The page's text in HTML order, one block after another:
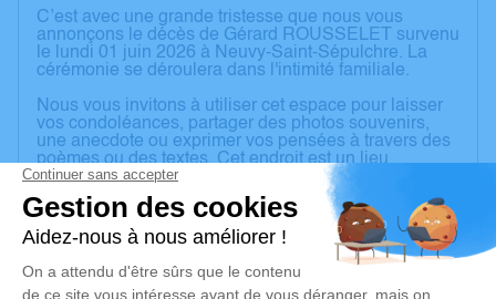
C’est avec une grande tristesse que nous vous
annonçons le décès de Gérard ROUSSELET survenu
le lundi 01 juin 2026 à Neuvy-Saint-Sépulchre. La
cérémonie se déroulera dans l'intimité familiale.
Nous vous invitons à utiliser cet espace pour laisser
vos condoléances, partager des photos souvenirs,
une anecdote ou exprimer vos pensées à travers des
poèmes ou des textes. Cet endroit est un lieu
d'expression dédié à honorer la mémoire de Gérard
ROUSSELET.
Pas de Plaques.
Je rends hommage